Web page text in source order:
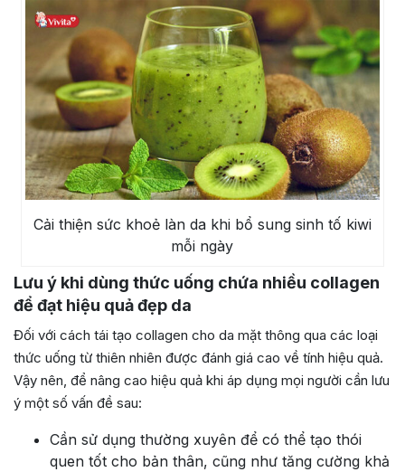
Cải thiện sức khoẻ làn da khi bổ sung sinh tố kiwi
mỗi ngày
Lưu ý khi dùng thức uống chứa nhiều collagen
để đạt hiệu quả đẹp da
Đối với cách tái tạo collagen cho da mặt thông qua các loại
thức uống từ thiên nhiên được đánh giá cao về tính hiệu quả.
Vậy nên, để nâng cao hiệu quả khi áp dụng mọi người cần lưu
ý một số vấn đề sau:
Cần sử dụng thường xuyên để có thể tạo thói
quen tốt cho bản thân, cũng như tăng cường khả